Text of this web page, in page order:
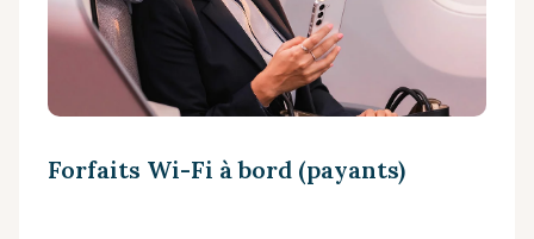
Forfaits Wi-Fi à bord (payants)